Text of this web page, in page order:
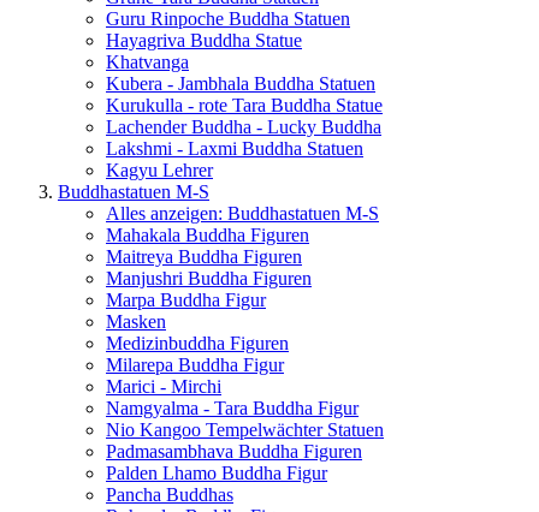
Guru Rinpoche Buddha Statuen
Hayagriva Buddha Statue
Khatvanga
Kubera - Jambhala Buddha Statuen
Kurukulla - rote Tara Buddha Statue
Lachender Buddha - Lucky Buddha
Lakshmi - Laxmi Buddha Statuen
Kagyu Lehrer
Buddhastatuen M-S
Alles anzeigen: Buddhastatuen M-S
Mahakala Buddha Figuren
Maitreya Buddha Figuren
Manjushri Buddha Figuren
Marpa Buddha Figur
Masken
Medizinbuddha Figuren
Milarepa Buddha Figur
Marici - Mirchi
Namgyalma - Tara Buddha Figur
Nio Kangoo Tempelwächter Statuen
Padmasambhava Buddha Figuren
Palden Lhamo Buddha Figur
Pancha Buddhas